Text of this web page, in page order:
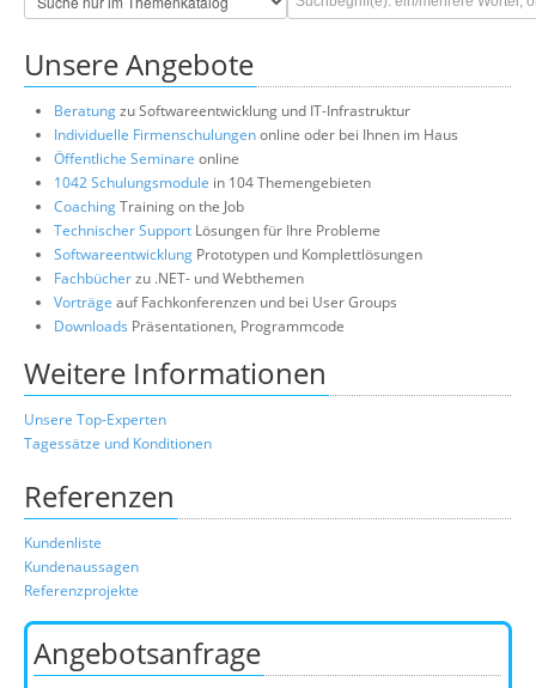
Unsere Angebote
Beratungzu Softwareentwicklung und IT-Infrastruktur
Individuelle Firmenschulungenonline oder bei Ihnen im Haus
Öffentliche Seminare online
1042 Schulungsmodule in 104 Themengebieten
CoachingTraining on the Job
Technischer Support Lösungen für Ihre Probleme
Softwareentwicklung Prototypen und Komplettlösungen
Fachbücherzu .NET- und Webthemen
Vorträge auf Fachkonferenzen und bei User Groups
Downloads Präsentationen, Programmcode
Weitere Informationen
Unsere Top-Experten
Tagessätze und Konditionen
Referenzen
Kundenliste
Kundenaussagen
Referenzprojekte
Angebotsanfrage